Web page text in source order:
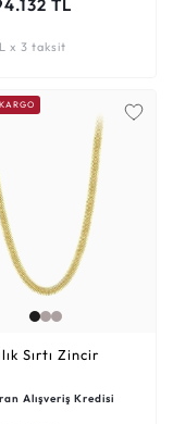
TL
x 3 taksit
Sırtı Zincir
Alışveriş Kredisi